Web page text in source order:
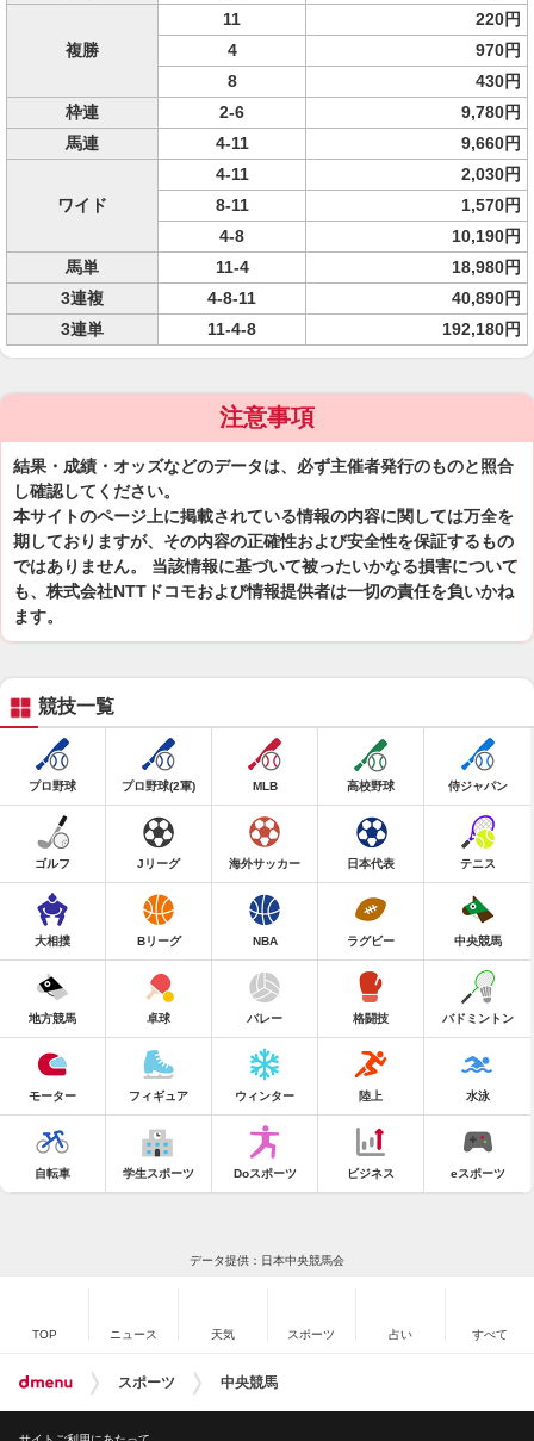
複勝
11
220円
4
970円
8
430円
枠連
2-6
9,780円
馬連
4-11 9,660円
ワイド
4-11
2,030円
8-11
1,570円
4-8
10,190円
馬単
11-4
18,980円
3連複
4-8-11
40,890円
3連単
11-4-8 192,180円
注意事項
結果・成績・オッズなどのデータは、必ず主催者発行のものと照合
し確認してください。
本サイトのページ上に掲載されている情報の内容に関しては万全を
期しておりますが、その内容の正確性および安全性を保証するもの
ではありません。 当該情報に基づいて被ったいかなる損害について
も、株式会社NTTドコモおよび情報提供者は一切の責任を負いかね
ます。
競技一覧
プロ野球 プロ野球(2軍) MLB 高校野球 侍ジャパン
ゴルフ Jリーグ 海外サッカー 日本代表 テニス
大相撲 Bリーグ NBA ラグビー 中央競馬
地方競馬 卓球 バレー 格闘技 バドミントン
モーター フィギュア ウィンター 陸上 水泳
自転車 学生スポーツ Doスポーツ ビジネス eスポーツ
データ提供：日本中央競馬会
TOP ニュース 天気 スポーツ 占い すべて
スポーツ 中央競馬